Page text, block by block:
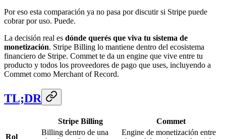
Por eso esta comparación ya no pasa por discutir si Stripe puede
cobrar por uso. Puede.
La decisión real es dónde querés que viva tu sistema de
monetización. Stripe Billing lo mantiene dentro del ecosistema
financiero de Stripe. Commet te da un engine que vive entre tu
producto y todos los proveedores de pago que uses, incluyendo a
Commet como Merchant of Record.
TL;DR
Stripe Billing
Commet
Rol
Billing dentro de una
Engine de monetización entre